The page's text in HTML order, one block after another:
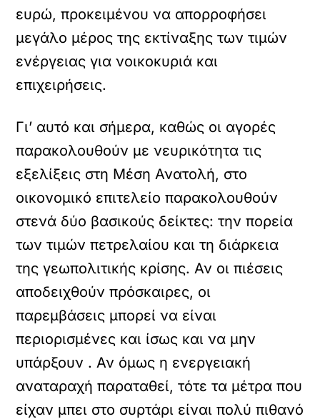
ευρώ, προκειμένου να απορροφήσει
μεγάλο μέρος της εκτίναξης των τιμών
ενέργειας για νοικοκυριά και
επιχειρήσεις.
Γι’ αυτό και σήμερα, καθώς οι αγορές
παρακολουθούν με νευρικότητα τις
εξελίξεις στη Μέση Ανατολή, στο
οικονομικό επιτελείο παρακολουθούν
στενά δύο βασικούς δείκτες: την πορεία
των τιμών πετρελαίου και τη διάρκεια
της γεωπολιτικής κρίσης. Αν οι πιέσεις
αποδειχθούν πρόσκαιρες, οι
παρεμβάσεις μπορεί να είναι
περιορισμένες και ίσως και να μην
υπάρξουν . Αν όμως η ενεργειακή
αναταραχή παραταθεί, τότε τα μέτρα που
είχαν μπει στο συρτάρι είναι πολύ πιθανό